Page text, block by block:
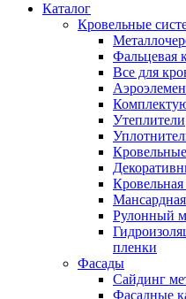
Каталог
Кровельные
Фальцевая
Все для
Утеплители
Рулонный
пленки
Фасады
Сайдинг
Фасадные